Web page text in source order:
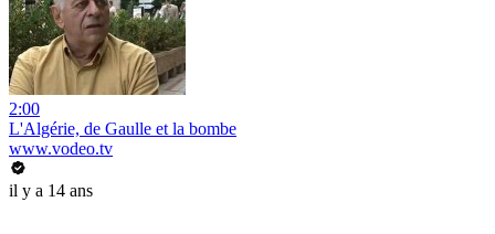
2:00
L'Algérie, de Gaulle et la bombe
www.vodeo.tv
il y a 14 ans